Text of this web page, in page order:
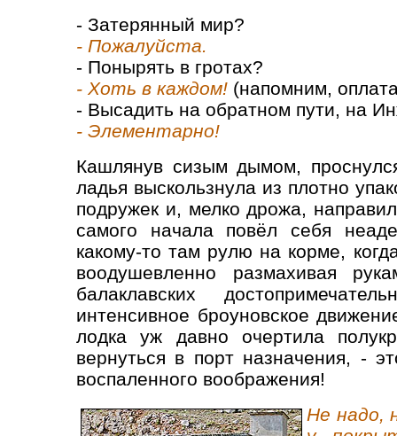
- Затерянный мир?
- Пожалуйста.
- Понырять в гротах?
- Хоть в каждом! (напомним,
- Высадить на обратном пути, на
- Элементарно!
Кашлянув сизым дымом,
ладья выскользнула из плотно
подружек и, мелко дрожа,
самого начала повёл себя
какому-то там рулю на корме,
воодушевленно размахивая
балаклавских
интенсивное броуновское
лодка уж давно очертила
вернуться в порт назначения, -
воспаленного воображения!
Не надо,